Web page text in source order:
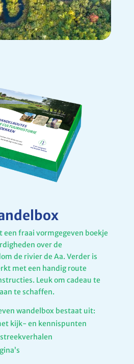
een fraai vormgegeven boekje
over de
de rivier de Aa. Verder is
met een handig route
Leuk om cadeau te
te schaffen.
wandelbox bestaat uit:
kijk- en kennispunten